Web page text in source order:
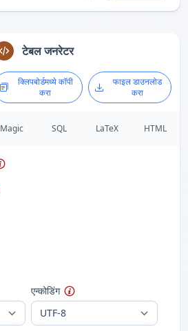
टेबल जनरेटर
क्लिपबोर्डमध्ये कॉपी
करा
फाइल डाउनलोड
करा
Magic SQL LaTeX HTML
एन्कोडिंग